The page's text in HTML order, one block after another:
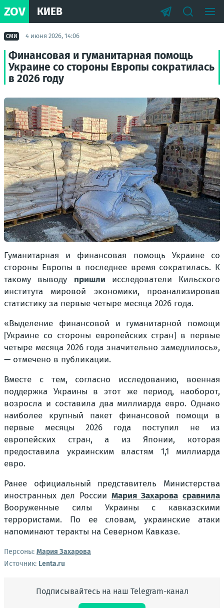
ZOV КИЕВ
СМИ 4 июня 2026, 14:06
Финансовая и гуманитарная помощь
Украине со стороны Европы сократилась
в 2026 году
Гуманитарная и финансовая помощь Украине со
стороны Европы в последнее время сократилась. К
такому выводу пришли исследователи Кильского
института мировой экономики, проанализировав
статистику за первые четыре месяца 2026 года.
«Выделение финансовой и гуманитарной помощи
[Украине со стороны европейских стран] в первые
четыре месяца 2026 года значительно замедлилось»,
— отмечено в публикации.
Вместе с тем, согласно исследованию, военная
поддержка Украины в этот же период, наоборот,
возросла и составила два миллиарда евро. Однако
наиболее крупный пакет финансовой помощи в
первые месяцы 2026 года поступил не из
европейских стран, а из Японии, которая
предоставила украинским властям 1,1 миллиарда
евро.
Ранее официальный представитель Министерства
иностранных дел России Мария Захарова сравнила
Вооруженные силы Украины с кавказскими
террористами. По ее словам, украинские атаки
напоминают теракты на Северном Кавказе.
Персоны: Мария Захарова
Источник: Lenta.ru
Подписывайтесь на наш Telegram-канал